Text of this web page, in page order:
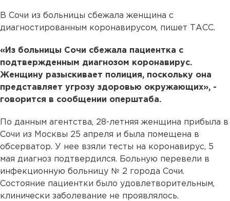
В Сочи из больницы сбежала женщина с
диагностированным коронавирусом, пишет ТАСС.
«Из больницы Сочи сбежала пациентка с
подтвержденным диагнозом коронавирус.
Женщину разыскивает полиция, поскольку она
представляет угрозу здоровью окружающих», -
говорится в сообщении оперштаба.
По данным агентства, 28-летняя женщина прибыла в
Сочи из Москвы 25 апреля и была помещена в
обсерватор. У нее взяли тесты на коронавирус, 5
мая диагноз подтвердился. Больную перевели в
инфекционную больницу № 2 города Сочи.
Состояние пациентки было удовлетворительным,
клинически заболевание не проявлялось.